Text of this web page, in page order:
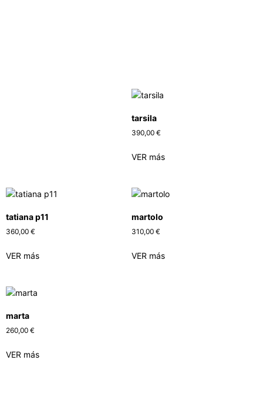
tarsila
390,00 €
VER más
tatiana p11
360,00 €
VER más
martolo
310,00 €
VER más
marta
260,00 €
VER más